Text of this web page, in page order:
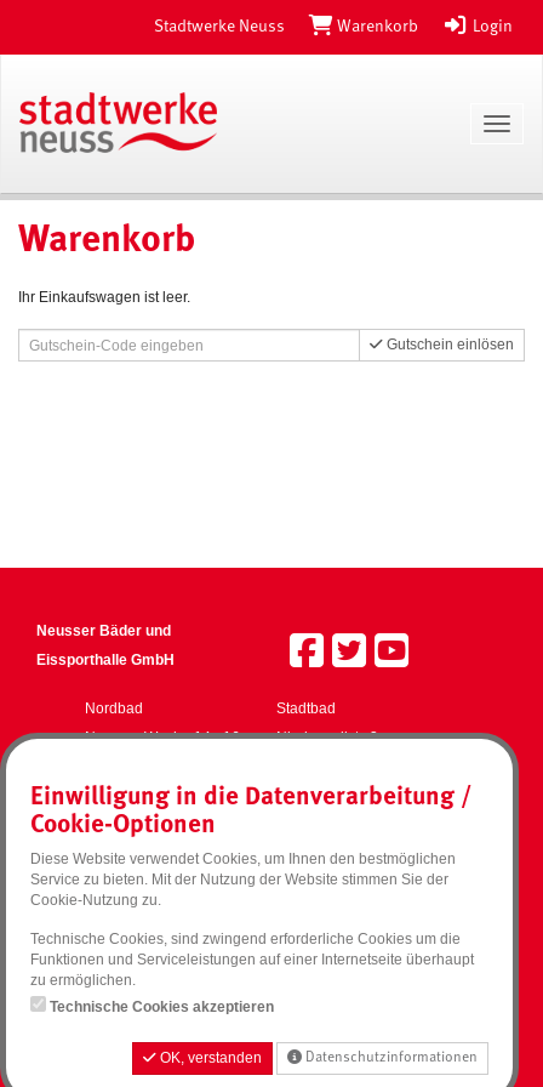
Stadtwerke Neuss Warenkorb Login
Warenkorb
Ihr Einkaufswagen ist leer.
Gutschein einlösen
Neusser Bäder und
Eissporthalle GmbH
Nordbad
Neusser Weyhe 14 - 16
Stadtbad
Niederwallstr. 3
Südbad
Jakob-Koch-Str. 1
41466 Neuss
Eissporthalle
41466 Neuss
Social Media
Twitter
Instagram
YouTube
Zahlmethoden
MasterCard
PayPal
Visa
Impressum
Datenschutzhinweise
Barrierefreiheit
Einwilligung in die Datenverarbeitung /
Cookie-Optionen
Diese Website verwendet Cookies, um Ihnen den bestmöglichen
Service zu bieten. Mit der Nutzung der Website stimmen Sie der
Cookie-Nutzung zu.
Technische Cookies, sind zwingend erforderliche Cookies um die
Funktionen und Serviceleistungen auf einer Internetseite überhaupt
zu ermöglichen.
Technische Cookies akzeptieren
OK, verstanden Datenschutzinformationen